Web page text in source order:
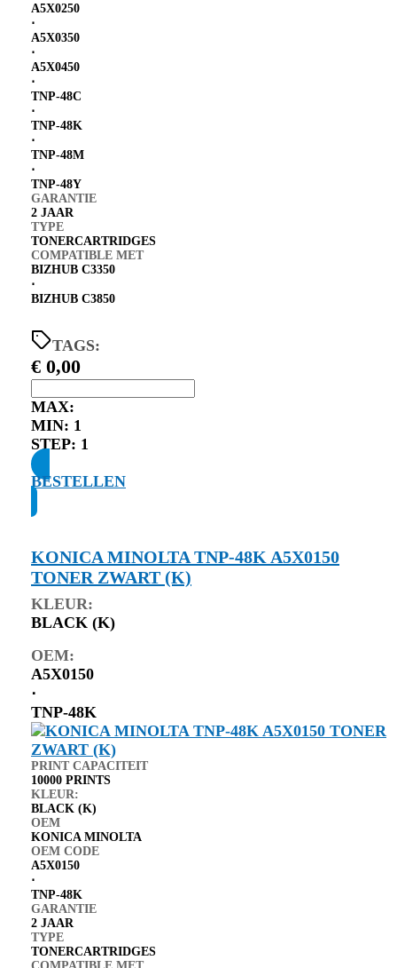
A5X0250
⋅
A5X0350
⋅
A5X0450
⋅
TNP-48C
⋅
TNP-48K
⋅
TNP-48M
⋅
TNP-48Y
GARANTIE
2 JAAR
TYPE
TONERCARTRIDGES
COMPATIBLE MET
BIZHUB C3350
⋅
BIZHUB C3850
TAGS:
€ 0,00
MAX:
MIN: 1
STEP: 1
BESTELLEN
KONICA MINOLTA TNP-48K A5X0150
TONER ZWART (K)
KLEUR:
BLACK (K)
OEM:
A5X0150
⋅
TNP-48K
PRINT CAPACITEIT
10000 PRINTS
KLEUR:
BLACK (K)
OEM
KONICA MINOLTA
OEM CODE
A5X0150
⋅
TNP-48K
GARANTIE
2 JAAR
TYPE
TONERCARTRIDGES